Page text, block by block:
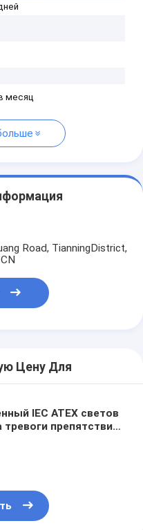
месяц
Road, TianningDistrict,
Цену Для
IEC ATEX светов
тревоги препятствия